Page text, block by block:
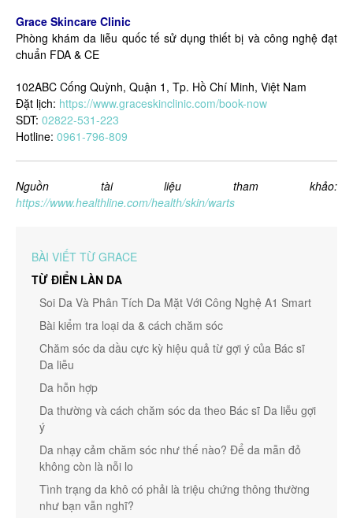
BÀI VIẾT TỪ GRACE
TỪ ĐIỂN LÀN DA
Soi Da Và Phân Tích Da Mặt Với Công Nghệ A1 Smart
Bài kiểm tra loại da & cách chăm sóc
Chăm sóc da dầu cực kỳ hiệu quả từ gợi ý của Bác sĩ
Da liễu
Da hỗn hợp
Da thường và cách chăm sóc da theo Bác sĩ Da liễu gợi
ý
Da nhạy cảm chăm sóc như thế nào? Để da mẫn đỏ
không còn là nỗi lo
Tình trạng da khô có phải là triệu chứng thông thường
như bạn vẫn nghĩ?
Grace Skincare Clinic
Phòng khám da liễu quốc tế sử dụng thiết bị và công nghệ đạt
chuẩn FDA & CE
102ABC Cống Quỳnh, Quận 1, Tp. Hồ Chí Minh, Việt Nam
Đặt lịch: https://www.graceskinclinic.com/book-now
SDT: 02822-531-223
Hotline: 0961-796-809
Nguồn tài liệu tham khảo:
https://www.healthline.com/health/skin/warts